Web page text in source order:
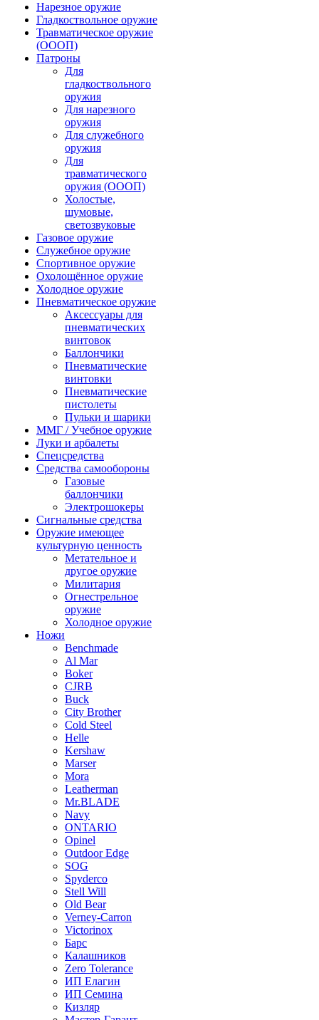
Нарезное оружие
Гладкоствольное оружие
Травматическое оружие
(ОООП)
Патроны
Для
гладкоствольного
оружия
Для нарезного
оружия
Для служебного
оружия
Для
травматического
оружия (ОООП)
Холостые,
шумовые,
светозвуковые
Газовое оружие
Служебное оружие
Спортивное оружие
Охолощённое оружие
Холодное оружие
Пневматическое оружие
Аксессуары для
пневматических
винтовок
Баллончики
Пневматические
винтовки
Пневматические
пистолеты
Пульки и шарики
ММГ / Учебное оружие
Луки и арбалеты
Спецсредства
Средства самообороны
Газовые
баллончики
Электрошокеры
Сигнальные средства
Оружие имеющее
культурную ценность
Метательное и
другое оружие
Милитария
Огнестрельное
оружие
Холодное оружие
Ножи
Benchmade
Al Mar
Boker
CJRB
Buck
City Brother
Cold Steel
Helle
Kershaw
Marser
Mora
Leatherman
Mr.BLADE
Navy
ONTARIO
Opinel
Outdoor Edge
SOG
Spyderco
Stell Will
Old Bear
Verney-Carron
Victorinox
Барс
Калашников
Zero Tolerance
ИП Елагин
ИП Семина
Кизляр